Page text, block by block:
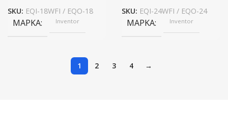
SKU: EQI-18WFI / EQO-18
ΜΆΡΚΑ Inventor
SKU: EQI-24WFI / EQO-24
ΜΆΡΚΑ Inventor
1 2 3 4 →